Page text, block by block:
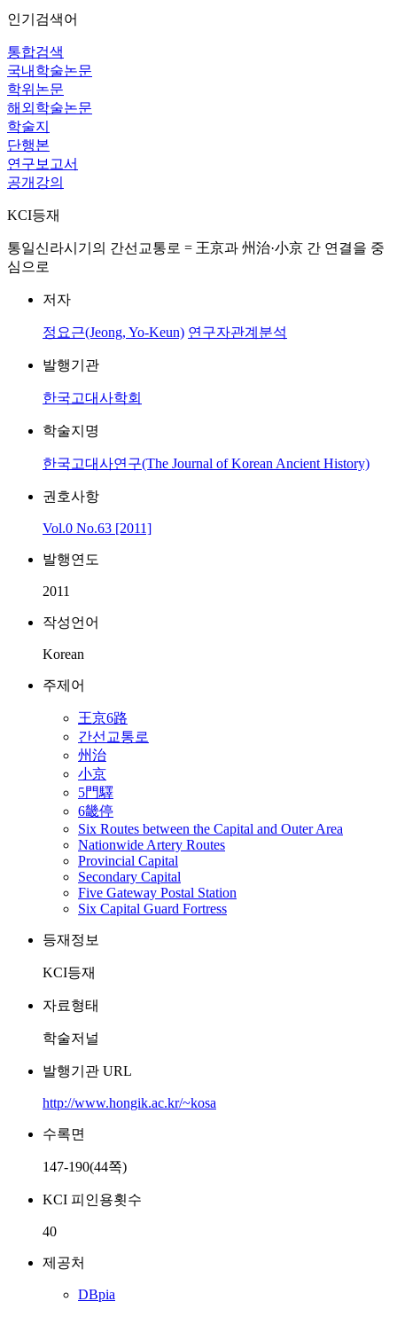
인기검색어
통합검색
국내학술논문
학위논문
해외학술논문
학술지
단행본
연구보고서
공개강의
KCI등재
통일신라시기의 간선교통로 = 王京과 州治·小京 간 연결을 중
심으로
저자
정요근(Jeong, Yo-Keun) 연구자관계분석
발행기관
한국고대사학회
학술지명
한국고대사연구(The Journal of Korean Ancient History)
권호사항
Vol.0 No.63 [2011]
발행연도
2011
작성언어
Korean
주제어
王京6路
간선교통로
州治
小京
5門驛
6畿停
Six Routes between the Capital and Outer Area
Nationwide Artery Routes
Provincial Capital
Secondary Capital
Five Gateway Postal Station
Six Capital Guard Fortress
등재정보
KCI등재
자료형태
학술저널
발행기관 URL
http://www.hongik.ac.kr/~kosa
수록면
147-190(44쪽)
KCI 피인용횟수
40
제공처
DBpia